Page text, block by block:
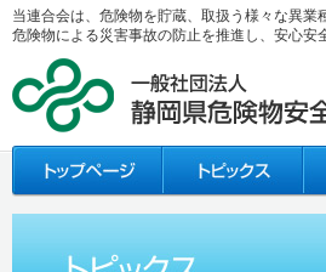
当連合会は、危険物を貯蔵、取扱う様々な異
危険物による災害事故の防止を推進し、安心